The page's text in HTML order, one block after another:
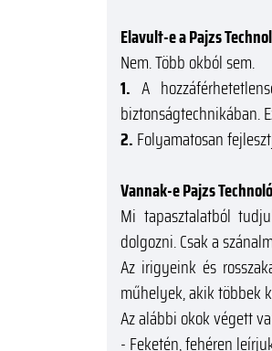
Elavult-e a Pajzs
Nem. Több okból sem.
1. A
biztonságtechnikában.
2. Folyamatosan
Vannak-e Pajzs
Mi tapasztalatból
dolgozni. Csak a
Az irigyeink és
műhelyek, akik többek
Az alábbi okok végett
- Feketén, fehéren